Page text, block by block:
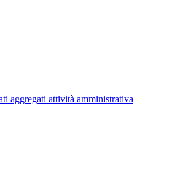
aggregati attività amministrativa